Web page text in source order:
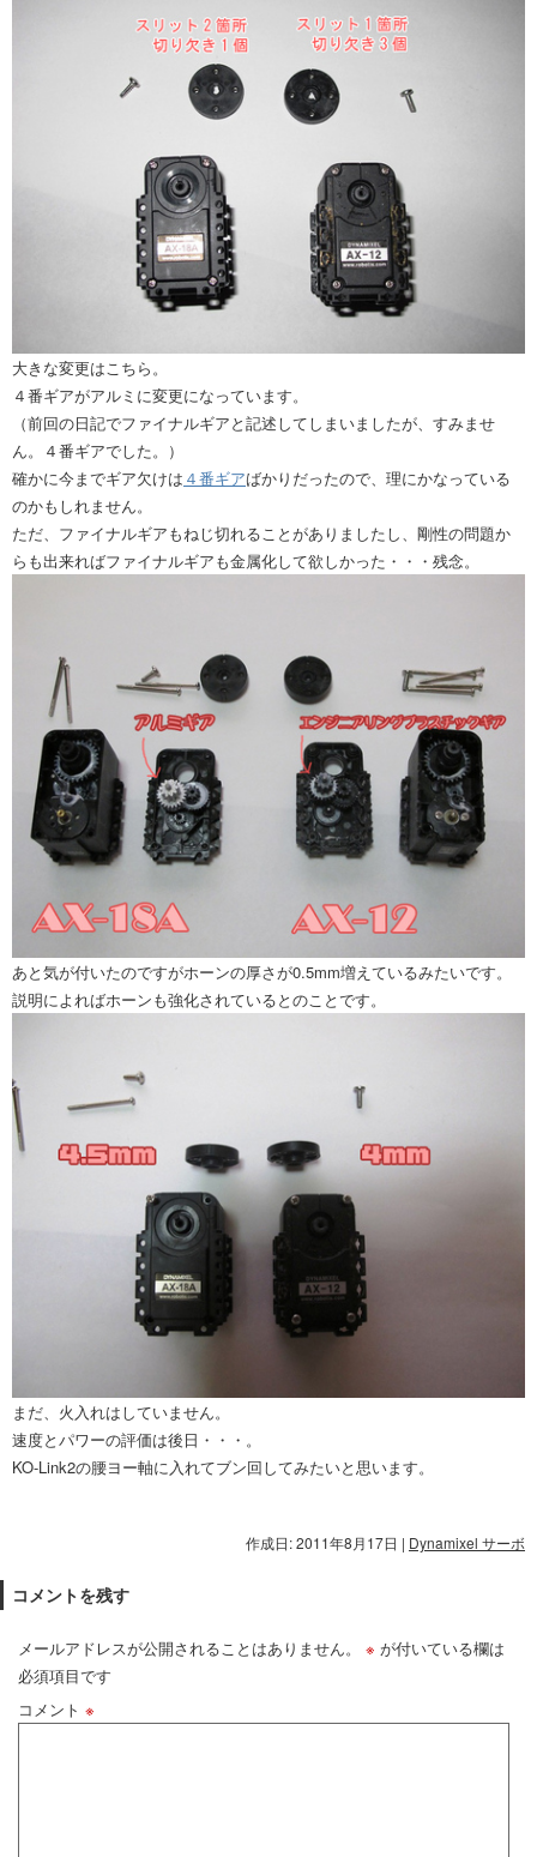
大きな変更はこちら。
４番ギアがアルミに変更になっています。
（前回の日記でファイナルギアと記述してしまいましたが、すみませ
ん。４番ギアでした。）
確かに今までギア欠けは ４番ギアばかりだったので、理にかなっている
のかもしれません。
ただ、ファイナルギアもねじ切れることがありましたし、剛性の問題か
らも出来ればファイナルギアも金属化して欲しかった・・・残念。
あと気が付いたのですがホーンの厚さが0.5mm増えているみたいです。
説明によればホーンも強化されているとのことです。
まだ、火入れはしていません。
速度とパワーの評価は後日・・・。
KO-Link2の腰ヨー軸に入れてブン回してみたいと思います。
作成日: 2011年8月17日 | Dynamixel サーボ
コメントを残す
メールアドレスが公開されることはありません。 ※ が付いている欄は
必須項目です
コメント ※